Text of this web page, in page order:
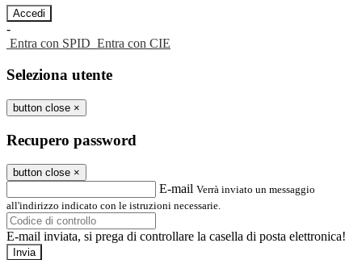
-
Entra con SPID Entra con CIE
Seleziona utente
button close ×
Recupero password
button close ×
E-mail Verrà inviato un messaggio
all'indirizzo indicato con le istruzioni necessarie.
E-mail inviata, si prega di controllare la casella di posta elettronica!